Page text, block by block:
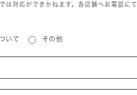
対応ができかねます。各店舗へお電話にて
いて その他